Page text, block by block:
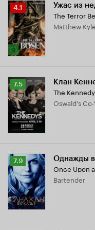
Рейтинг
Кинопоиска
4.1
4.1 Ужас из
The Terror
Matthew Kyle
Рейтинг
Кинопоиска
7.5
7.5 Клан
The
Oswald's
Рейтинг
Кинопоиска
7.9
7.9 Однажды в
Once Upon
Bartender